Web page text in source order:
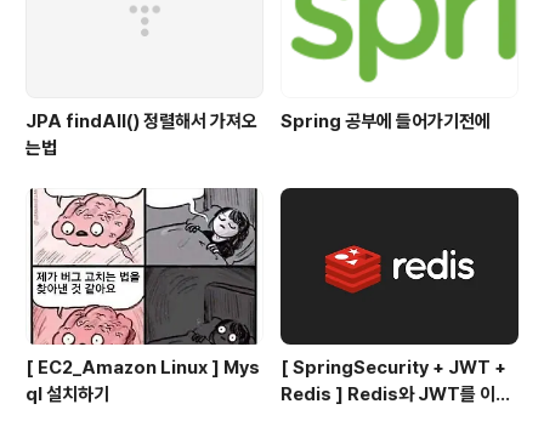
JPA findAll() 정렬해서 가져오
는법
Spring 공부에 들어가기전에
[ EC2_Amazon Linux ] Mys
ql 설치하기
[ SpringSecurity + JWT +
Redis ] Redis와 JWT를 이용